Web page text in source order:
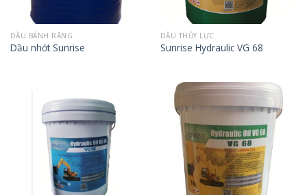
DẦU BÁNH RĂNG
Dầu nhớt Sunrise
DẦU THỦY LỰC
Sunrise Hydraulic VG 68